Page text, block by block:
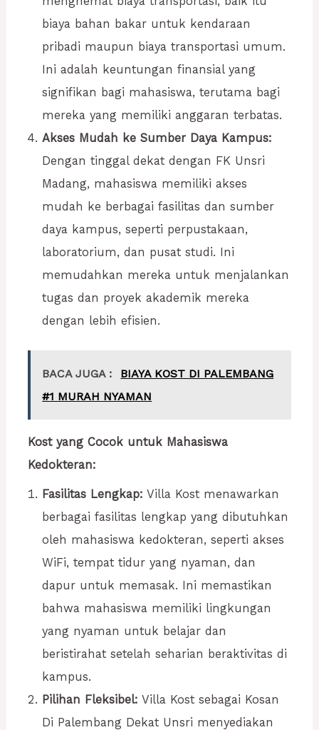
biaya bahan bakar untuk kendaraan
pribadi maupun biaya transportasi umum.
Ini adalah keuntungan finansial yang
signifikan bagi mahasiswa, terutama bagi
mereka yang memiliki anggaran terbatas.
Akses Mudah ke Sumber Daya Kampus:
Dengan tinggal dekat dengan FK Unsri
Madang, mahasiswa memiliki akses
mudah ke berbagai fasilitas dan sumber
daya kampus, seperti perpustakaan,
laboratorium, dan pusat studi. Ini
memudahkan mereka untuk menjalankan
tugas dan proyek akademik mereka
dengan lebih efisien.
BACA JUGA :
BIAYA KOST DI PALEMBANG
#1 MURAH NYAMAN
Kost yang Cocok untuk Mahasiswa
Kedokteran:
Fasilitas Lengkap: Villa Kost menawarkan
berbagai fasilitas lengkap yang dibutuhkan
oleh mahasiswa kedokteran, seperti akses
WiFi, tempat tidur yang nyaman, dan
dapur untuk memasak. Ini memastikan
bahwa mahasiswa memiliki lingkungan
yang nyaman untuk belajar dan
beristirahat setelah seharian beraktivitas di
kampus.
Pilihan Fleksibel: Villa Kost sebagai Kosan
Di Palembang Dekat Unsri menyediakan